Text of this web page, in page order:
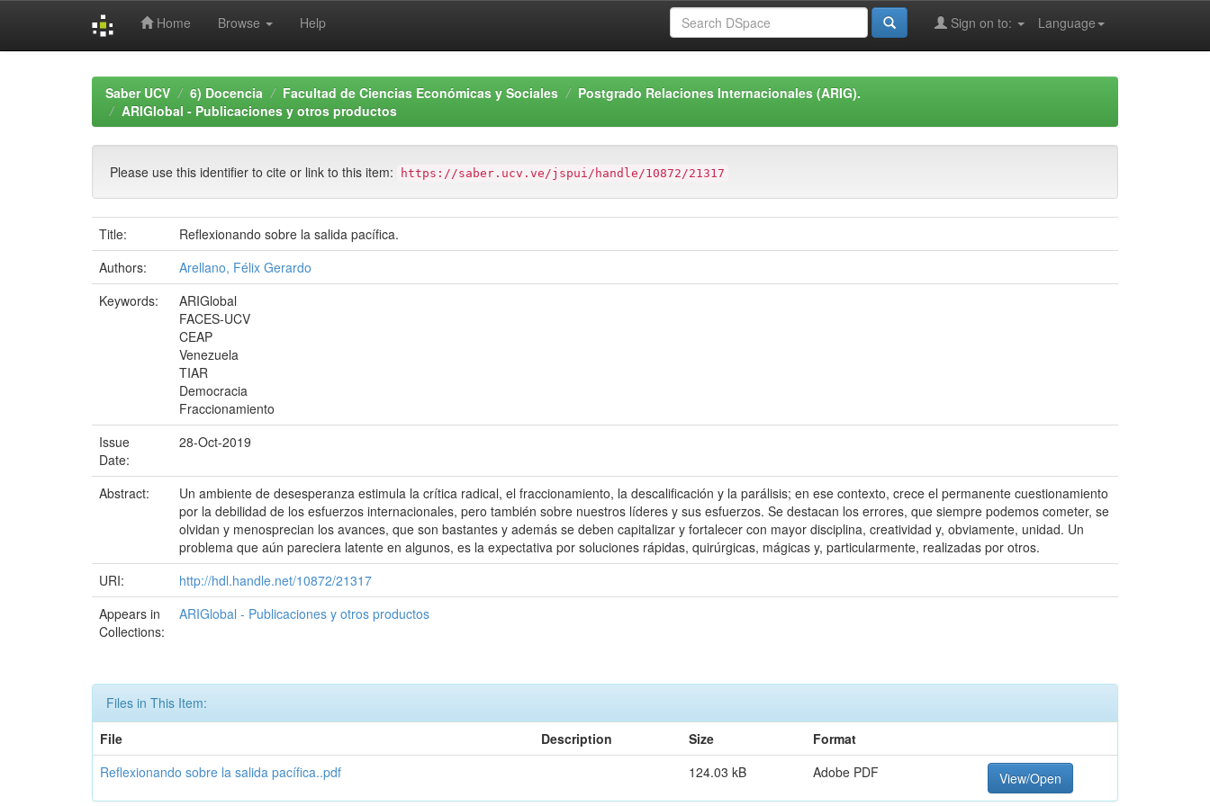
Home Browse Help Language
Sign on to:
Saber UCV 6) Docencia Facultad de Ciencias Económicas y Sociales
Postgrado Relaciones Internacionales (ARIG).
ARIGlobal - Publicaciones y otros productos
Please use this identifier to cite or link to this item: https://saber.ucv.ve/jspui/handle/10872/21317
Title:
Reflexionando sobre la salida pacífica.
Authors:
Arellano, Félix Gerardo
Keywords:
ARIGlobal
FACES-UCV
CEAP
Venezuela
TIAR
Democracia
Fraccionamiento
Issue
Date:
28-Oct-2019
Abstract:
Un ambiente de desesperanza estimula la crítica radical, el fraccionamiento, la descalificación y la parálisis; en ese contexto, crece el permanente cuestionamiento
por la debilidad de los esfuerzos internacionales, pero también sobre nuestros líderes y sus esfuerzos. Se destacan los errores, que siempre podemos cometer, se
olvidan y menosprecian los avances, que son bastantes y además se deben capitalizar y fortalecer con mayor disciplina, creatividad y, obviamente, unidad. Un
problema que aún pareciera latente en algunos, es la expectativa por soluciones rápidas, quirúrgicas, mágicas y, particularmente, realizadas por otros.
URI:
http://hdl.handle.net/10872/21317
Appears in
Collections:
ARIGlobal - Publicaciones y otros productos
Files in This Item:
File
Description Size
Format
Reflexionando sobre la salida pacífica..pdf
124.03 kB Adobe PDF View/Open